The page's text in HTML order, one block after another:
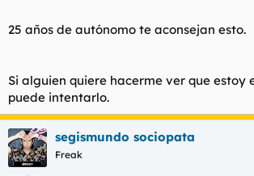
25 años de autónomo te aconsejan esto.
Si alguien quiere hacerme ver que estoy
puede intentarlo.
segismundo sociopata
Freak